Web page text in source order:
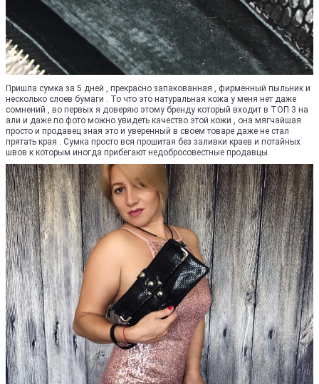
Пришла сумка за 5 дней , прекрасно запакованная , фирменный пыльник и
несколько слоев бумаги . То что это натуральная кожа у меня нет даже
сомнений , во первых я доверяю этому бренду который входит в ТОП 3 на
али и даже по фото можно увидеть качество этой кожи , она мягчайшая
просто и продавец зная это и уверенный в своем товаре даже не стал
прятать края . Сумка просто вся прошитая без заливки краев и потайных
швов к которым иногда прибегают недобросовестные продавцы.